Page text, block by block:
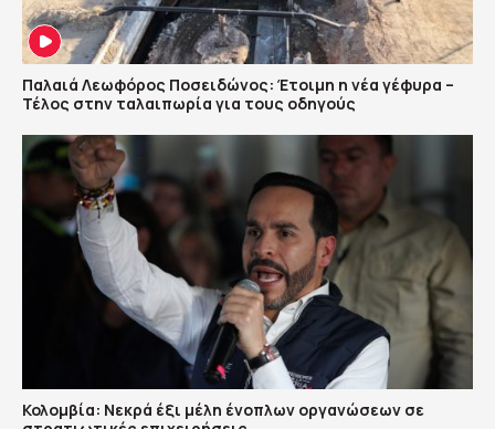
Παλαιά Λεωφόρος Ποσειδώνος: Έτοιμη η νέα γέφυρα –
Τέλος στην ταλαιπωρία για τους οδηγούς
Κολομβία: Νεκρά έξι μέλη ένοπλων οργανώσεων σε